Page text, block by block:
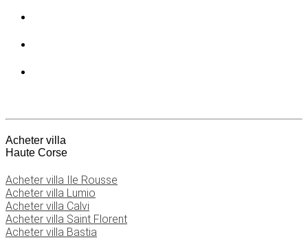
Acheter villa
Haute Corse
Acheter villa Ile Rousse
Acheter villa Lumio
Acheter villa Calvi
Acheter villa Saint Florent
Acheter villa Bastia